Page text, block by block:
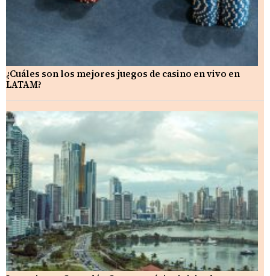
¿Cuáles son los mejores juegos de casino en vivo en
LATAM?